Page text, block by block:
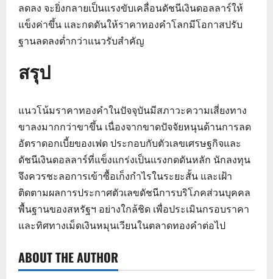
ลดลง จะยิ่งกลายเป็นแรงขับเคลื่อนดัชนีเงินดอลลาร์ให้
แข็งค่าขึ้น และกดดันให้ราคาทองคำโลกมีโอกาสปรับ
ฐานลดลงต่ำกว่าแนวรับสำคัญ
สรุป
แนวโน้มราคาทองคำในปัจจุบันมีสภาวะความเสี่ยงทาง
ขาลงมากกว่าขาขึ้น เนื่องจากขาดปัจจัยหนุนด้านการลด
อัตราดอกเบี้ยของเฟด ประกอบกับตัวเลขเศรษฐกิจและ
ดัชนีเงินดอลลาร์ที่แข็งแกร่งเป็นแรงกดดันหลัก นักลงทุน
จึงควรชะลอการเข้าซื้อเก็งกำไรในระยะสั้น และเฝ้า
ติดตามผลการประกาศตัวเลขดัชนีการบริโภคส่วนบุคคล
พื้นฐานของสหรัฐฯ อย่างใกล้ชิด เพื่อประเมินกรอบราคา
และทิศทางเม็ดเงินหมุนเวียนในตลาดทองคำต่อไป
ABOUT THE AUTHOR